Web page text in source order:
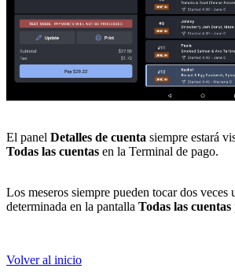
El panel Detalles de cuenta siempre estará
Todas las cuentas en la Terminal de pago.
Los meseros siempre pueden tocar dos veces
determinada en la pantalla Todas las cuentas
Volver al inicio